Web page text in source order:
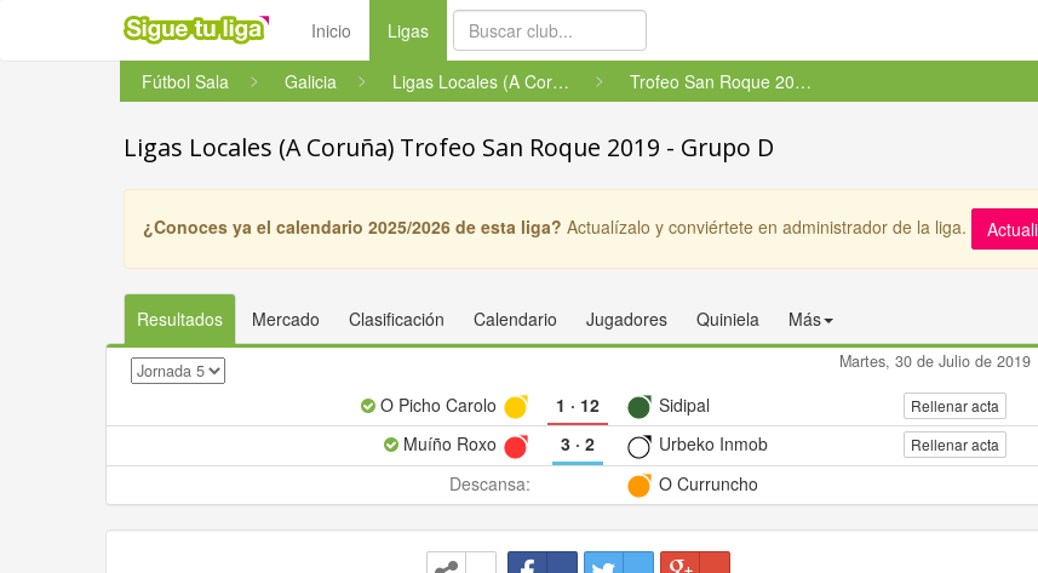
Inicio Ligas(current)
Fútbol Sala Galicia Ligas Locales (A Coruña) Trofeo San Roque 2019 - Grupo ...
Ligas Locales (A Coruña) Trofeo San Roque 2019 - Grupo D
¿Conoces ya el calendario 2025/2026 de esta liga? Actualízalo y conviértete en administrador de la liga.
Resultados Mercado Clasificación Calendario Jugadores Quiniela Más
Martes, 30 de Julio de 2019
O Picho Carolo 1 · 12 Sidipal Rellenar acta
Muíño Roxo 3· 2 Urbeko Inmob Rellenar acta
Descansa: O Curruncho